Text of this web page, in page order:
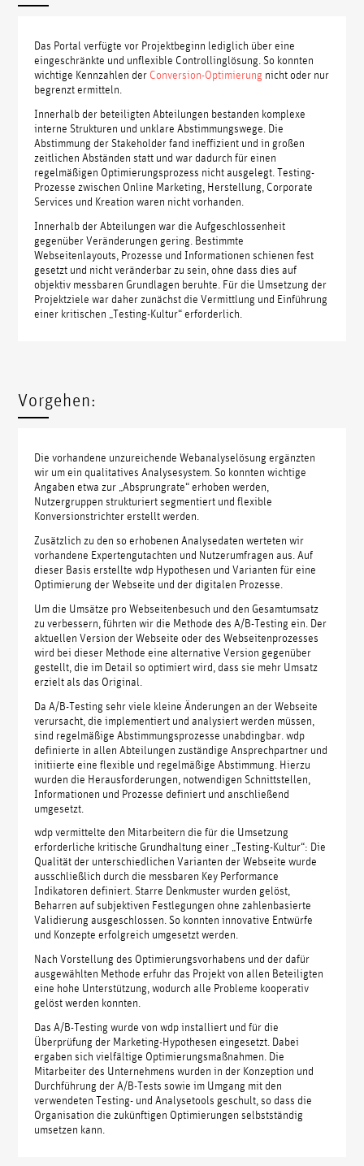
Das Portal verfügte vor Projektbeginn lediglich über eine
eingeschränkte und unflexible Controllinglösung. So konnten
wichtige Kennzahlen der Conversion-Optimierung nicht oder nur
begrenzt ermitteln.
Innerhalb der beteiligten Abteilungen bestanden komplexe
interne Strukturen und unklare Abstimmungswege. Die
Abstimmung der Stakeholder fand ineffizient und in großen
zeitlichen Abständen statt und war dadurch für einen
regelmäßigen Optimierungsprozess nicht ausgelegt. Testing-
Prozesse zwischen Online Marketing, Herstellung, Corporate
Services und Kreation waren nicht vorhanden.
Innerhalb der Abteilungen war die Aufgeschlossenheit
gegenüber Veränderungen gering. Bestimmte
Webseitenlayouts, Prozesse und Informationen schienen fest
gesetzt und nicht veränderbar zu sein, ohne dass dies auf
objektiv messbaren Grundlagen beruhte. Für die Umsetzung der
Projektziele war daher zunächst die Vermittlung und Einführung
einer kritischen „Testing-Kultur“ erforderlich.
Vorgehen:
Die vorhandene unzureichende Webanalyselösung ergänzten
wir um ein qualitatives Analysesystem. So konnten wichtige
Angaben etwa zur „Absprungrate“ erhoben werden,
Nutzergruppen strukturiert segmentiert und flexible
Konversionstrichter erstellt werden.
Zusätzlich zu den so erhobenen Analysedaten werteten wir
vorhandene Expertengutachten und Nutzerumfragen aus. Auf
dieser Basis erstellte wdp Hypothesen und Varianten für eine
Optimierung der Webseite und der digitalen Prozesse.
Um die Umsätze pro Webseitenbesuch und den Gesamtumsatz
zu verbessern, führten wir die Methode des A/B-Testing ein. Der
aktuellen Version der Webseite oder des Webseitenprozesses
wird bei dieser Methode eine alternative Version gegenüber
gestellt, die im Detail so optimiert wird, dass sie mehr Umsatz
erzielt als das Original.
Da A/B-Testing sehr viele kleine Änderungen an der Webseite
verursacht, die implementiert und analysiert werden müssen,
sind regelmäßige Abstimmungsprozesse unabdingbar. wdp
definierte in allen Abteilungen zuständige Ansprechpartner und
initiierte eine flexible und regelmäßige Abstimmung. Hierzu
wurden die Herausforderungen, notwendigen Schnittstellen,
Informationen und Prozesse definiert und anschließend
umgesetzt.
wdp vermittelte den Mitarbeitern die für die Umsetzung
erforderliche kritische Grundhaltung einer „Testing-Kultur“: Die
Qualität der unterschiedlichen Varianten der Webseite wurde
ausschließlich durch die messbaren Key Performance
Indikatoren definiert. Starre Denkmuster wurden gelöst,
Beharren auf subjektiven Festlegungen ohne zahlenbasierte
Validierung ausgeschlossen. So konnten innovative Entwürfe
und Konzepte erfolgreich umgesetzt werden.
Nach Vorstellung des Optimierungsvorhabens und der dafür
ausgewählten Methode erfuhr das Projekt von allen Beteiligten
eine hohe Unterstützung, wodurch alle Probleme kooperativ
gelöst werden konnten.
Das A/B-Testing wurde von wdp installiert und für die
Überprüfung der Marketing-Hypothesen eingesetzt. Dabei
ergaben sich vielfältige Optimierungsmaßnahmen. Die
Mitarbeiter des Unternehmens wurden in der Konzeption und
Durchführung der A/B-Tests sowie im Umgang mit den
verwendeten Testing- und Analysetools geschult, so dass die
Organisation die zukünftigen Optimierungen selbstständig
umsetzen kann.